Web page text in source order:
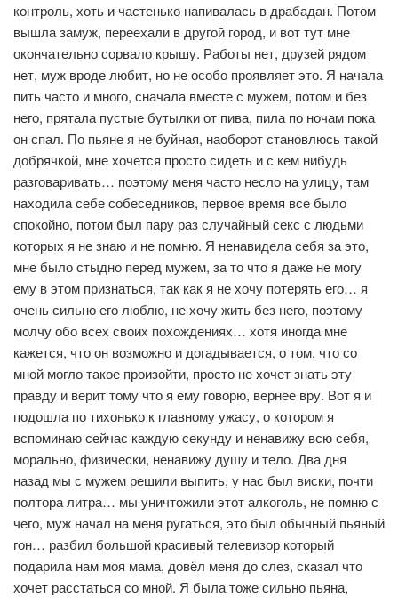
контроль, хоть и частенько напивалась в драбадан. Потом
вышла замуж, переехали в другой город, и вот тут мне
окончательно сорвало крышу. Работы нет, друзей рядом
нет, муж вроде любит, но не особо проявляет это. Я начала
пить часто и много, сначала вместе с мужем, потом и без
него, прятала пустые бутылки от пива, пила по ночам пока
он спал. По пьяне я не буйная, наоборот становлюсь такой
добрячкой, мне хочется просто сидеть и с кем нибудь
разговаривать… поэтому меня часто несло на улицу, там
находила себе собеседников, первое время все было
спокойно, потом был пару раз случайный секс с людьми
которых я не знаю и не помню. Я ненавидела себя за это,
мне было стыдно перед мужем, за то что я даже не могу
ему в этом признаться, так как я не хочу потерять его… я
очень сильно его люблю, не хочу жить без него, поэтому
молчу обо всех своих похождениях… хотя иногда мне
кажется, что он возможно и догадывается, о том, что со
мной могло такое произойти, просто не хочет знать эту
правду и верит тому что я ему говорю, вернее вру. Вот я и
подошла по тихонько к главному ужасу, о котором я
вспоминаю сейчас каждую секунду и ненавижу всю себя,
морально, физически, ненавижу душу и тело. Два дня
назад мы с мужем решили выпить, у нас был виски, почти
полтора литра… мы уничтожили этот алкоголь, не помню с
чего, муж начал на меня ругаться, это был обычный пьяный
гон… разбил большой красивый телевизор который
подарила нам моя мама, довёл меня до слез, сказал что
хочет расстаться со мной. Я была тоже сильно пьяна,